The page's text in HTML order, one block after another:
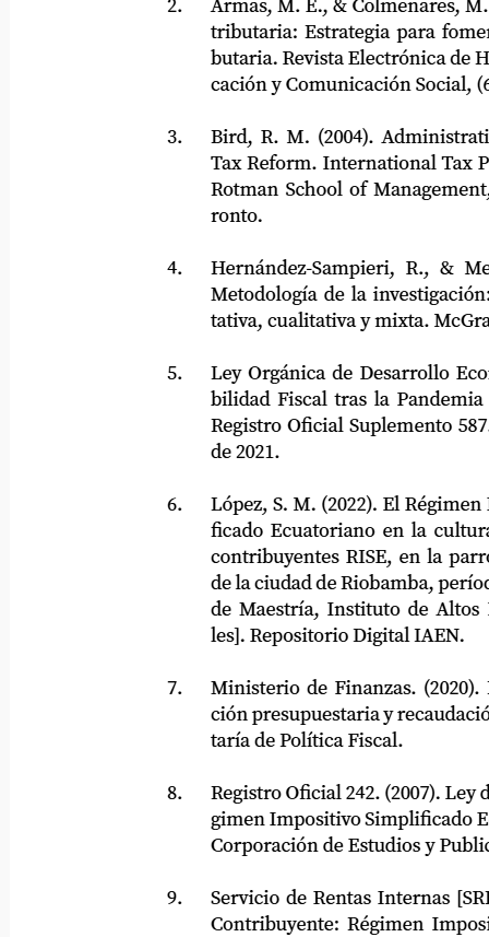
2.
Armas, M. E., & Colmenares, M.
tributaria: Estrategia para
butaria. Revista Electrónica de
cación y Comunicación Social, (6),
3.
Bird, R. M. (2004).
Tax Reform. International Tax
Rotman School of Management,
ronto.
4.
Hernández-Sampieri, R., &
Metodología de la investigación:
tativa, cualitativa y mixta.
5.
Ley Orgánica de Desarrollo
bilidad Fiscal tras la Pandemia
Registro Oficial Suplemento 587.
de 2021.
6.
López, S. M. (2022). El Régimen
ficado Ecuatoriano en la cultura
contribuyentes RISE, en la
de la ciudad de Riobamba, período
de Maestría, Instituto de Altos
les]. Repositorio Digital IAEN.
7.
Ministerio de Finanzas. (2020).
ción presupuestaria y recaudación
taría de Política Fiscal.
8.
Registro Oficial 242. (2007). Ley de
gimen Impositivo Simplificado
Corporación de Estudios y
9.
Servicio de Rentas Internas [SRI].
Contribuyente: Régimen